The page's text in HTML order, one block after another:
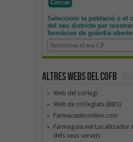
Seleccioni la població o el
del seu districte per
farmàcies de guàrdia
Altres webs del COFB
Web del col·legi
Web de col·legiats (BBS)
Farmaceuticonline.com
Farmaguia.net Localitzador
dels seus serveis